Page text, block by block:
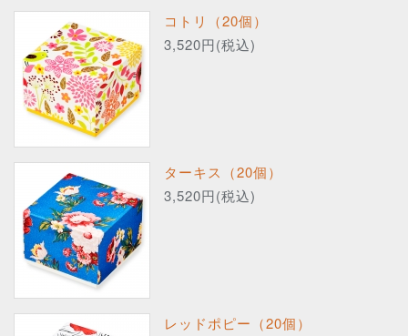
コトリ（20個）
3,520円(税込)
ターキス（20個）
3,520円(税込)
レッドポピー（20個）